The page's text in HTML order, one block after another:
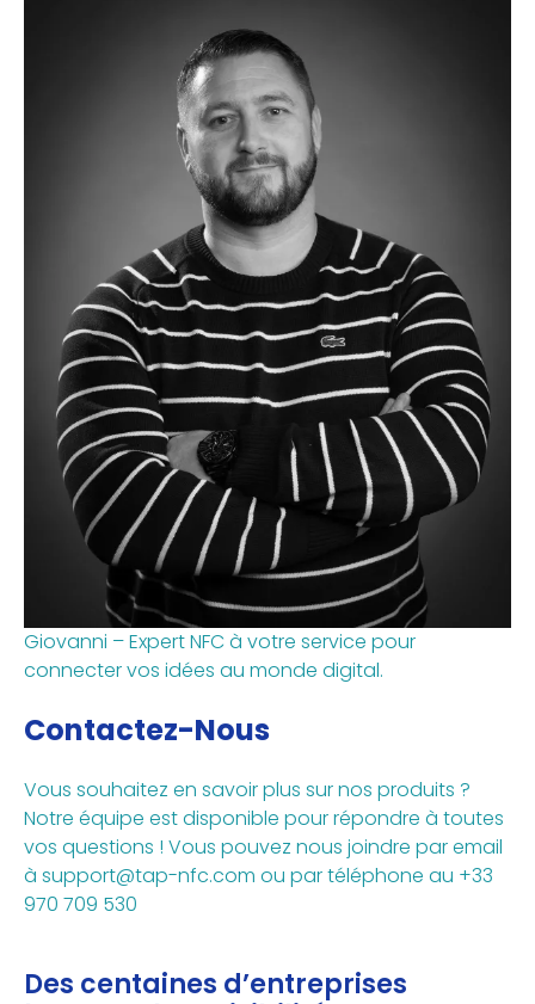
Giovanni – Expert NFC à votre service pour
connecter vos idées au monde digital.
Contactez-Nous
Vous souhaitez en savoir plus sur nos produits ?
Notre équipe est disponible pour répondre à toutes
vos questions ! Vous pouvez nous joindre par email
à support@tap-nfc.com ou par téléphone au +33
970 709 530
Des centaines d’entreprises